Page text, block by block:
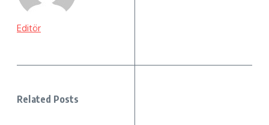
Editör
Related Posts